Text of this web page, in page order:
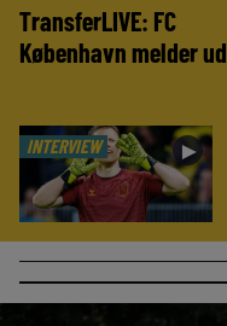
TransferLIVE: FC
København melder ud
INTERVIEW ►